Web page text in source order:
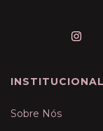
INSTITUCIONAL
Sobre Nós